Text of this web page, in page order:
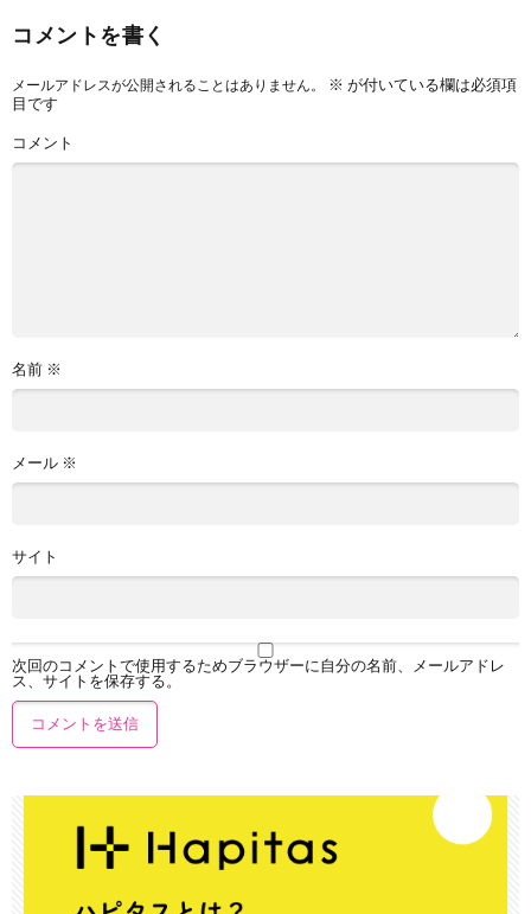
コメントを書く
メールアドレスが公開されることはありません。 ※ が付いている欄は必須項
目です
コメント
名前 ※
メール ※
サイト
次回のコメントで使用するためブラウザーに自分の名前、メールアドレ
ス、サイトを保存する。